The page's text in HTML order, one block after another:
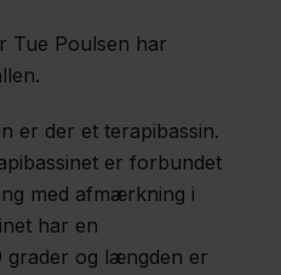
Tue Poulsen har
er der et terapibassin.
er forbundet
med afmærkning i
har en
grader og længden er